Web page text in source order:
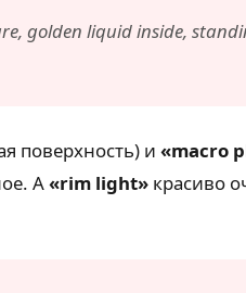
golden liquid inside,
поверхность) и «macro
А«rim light» красиво